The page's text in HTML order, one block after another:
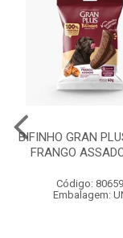
BIFINHO GRAN
FRANGO
Código: 80659
Embalagem: